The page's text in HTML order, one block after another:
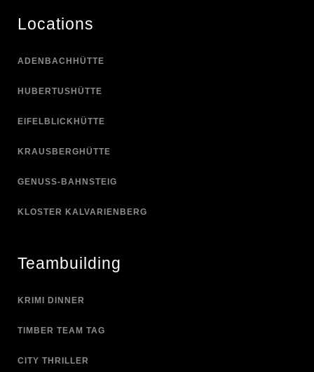
Locations
ADENBACHHÜTTE
HUBERTUSHÜTTE
EIFELBLICKHÜTTE
KRAUSBERGHÜTTE
GENUSS-BAHNSTEIG
KLOSTER KALVARIENBERG
Teambuilding
KRIMI DINNER
TIMBER TEAM TAG
CITY THRILLER